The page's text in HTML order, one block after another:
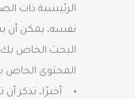
الرئيسية ذات
نفسه، يمكن أن
البحث الخاص
المحتوى الخاص
أخيرًا، تذكر